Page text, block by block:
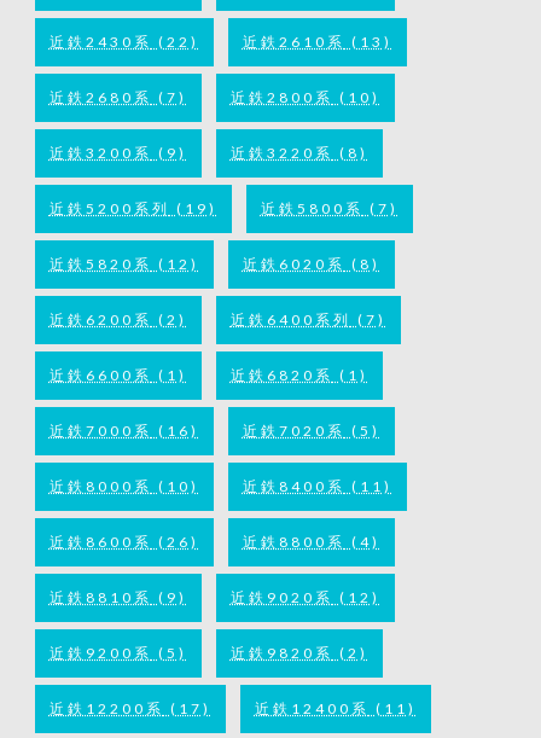
近鉄2430系 (22) 近鉄2610系 (13)
近鉄2680系 (7) 近鉄2800系 (10)
近鉄3200系 (9) 近鉄3220系 (8)
近鉄5200系列 (19) 近鉄5800系 (7)
近鉄5820系 (12) 近鉄6020系 (8)
近鉄6200系 (2) 近鉄6400系列 (7)
近鉄6600系 (1) 近鉄6820系 (1)
近鉄7000系 (16) 近鉄7020系 (5)
近鉄8000系 (10) 近鉄8400系 (11)
近鉄8600系 (26) 近鉄8800系 (4)
近鉄8810系 (9) 近鉄9020系 (12)
近鉄9200系 (5) 近鉄9820系 (2)
近鉄12200系 (17) 近鉄12400系 (11)